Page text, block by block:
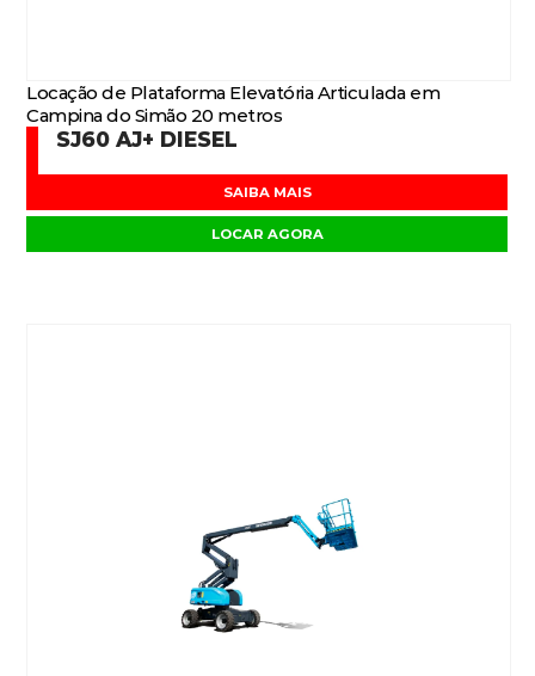
Locação de Plataforma Elevatória Articulada em
Campina do Simão 20 metros
SJ60 AJ+ DIESEL
SAIBA MAIS
LOCAR AGORA